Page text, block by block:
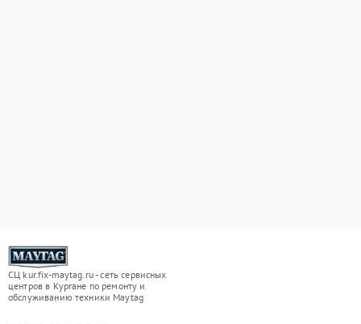
СЦ kur.fix-maytag.ru - сеть сервисных
центров в Кургане по ремонту и
обслуживанию техники Maytag